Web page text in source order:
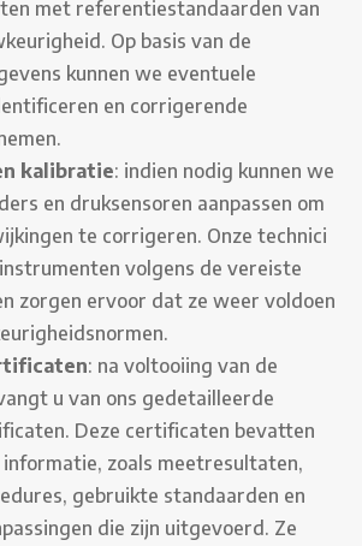
met referentiestandaarden van
Op basis van de
kunnen we eventuele
en corrigerende
kalibratie: indien nodig kunnen we
en druksensoren aanpassen om
te corrigeren. Onze technici
volgens de vereiste
zorgen ervoor dat ze weer voldoen
: na voltooiing van de
u van ons gedetailleerde
Deze certificaten bevatten
zoals meetresultaten,
gebruikte standaarden en
die zijn uitgevoerd. Ze